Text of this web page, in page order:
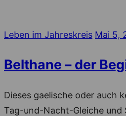
Leben im Jahreskreis Posted
Mai 5,
Belthane – der
Dieses gaelische oder auch
Tag-und-Nacht-Gleiche